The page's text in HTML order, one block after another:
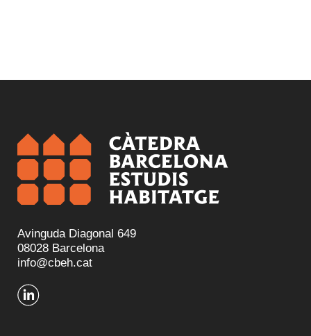
Avinguda Diagonal 649
08028 Barcelona
info@cbeh.cat